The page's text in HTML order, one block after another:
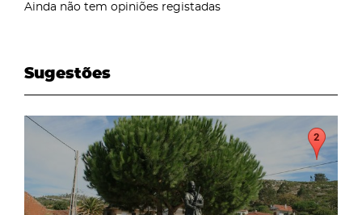
Ainda não tem opiniões registadas
Sugestões
page